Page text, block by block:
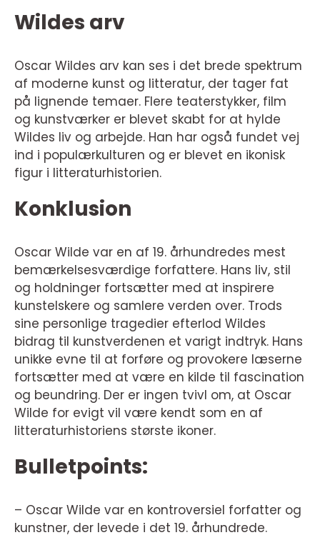
Wildes arv
Oscar Wildes arv kan ses i det brede spektrum
af moderne kunst og litteratur, der tager fat
på lignende temaer. Flere teaterstykker, film
og kunstværker er blevet skabt for at hylde
Wildes liv og arbejde. Han har også fundet vej
ind i populærkulturen og er blevet en ikonisk
figur i litteraturhistorien.
Konklusion
Oscar Wilde var en af 19. århundredes mest
bemærkelsesværdige forfattere. Hans liv, stil
og holdninger fortsætter med at inspirere
kunstelskere og samlere verden over. Trods
sine personlige tragedier efterlod Wildes
bidrag til kunstverdenen et varigt indtryk. Hans
unikke evne til at forføre og provokere læserne
fortsætter med at være en kilde til fascination
og beundring. Der er ingen tvivl om, at Oscar
Wilde for evigt vil være kendt som en af
litteraturhistoriens største ikoner.
Bulletpoints:
– Oscar Wilde var en kontroversiel forfatter og
kunstner, der levede i det 19. århundrede.